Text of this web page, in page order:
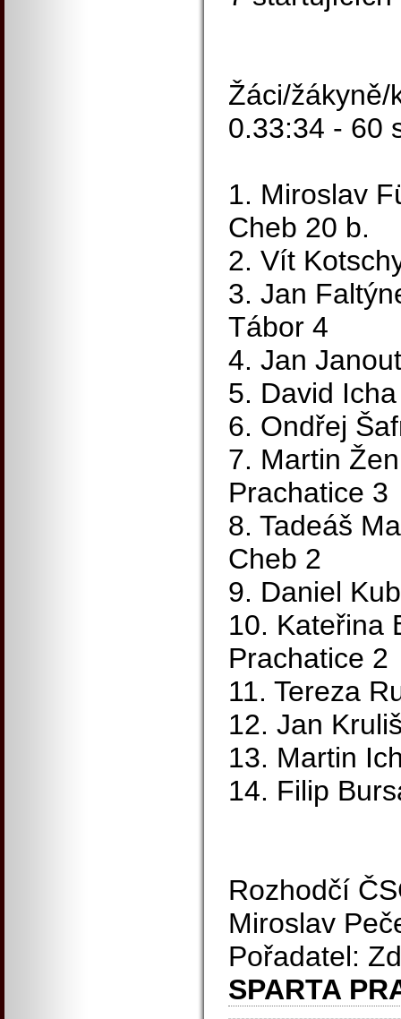
Žáci/žákyně/
0.33:34 - 60
1. Miroslav
Cheb 20 b.
2. Vít
3. Jan
Tábor 4
4. Jan
5. David
6. Ondřej
7. Martin
Prachatice 3
8. Tadeáš
Cheb 2
9. Daniel
10. Kateřina
Prachatice 2
11. Tereza
12. Jan
13. Martin
14. Filip
Rozhodčí
Miroslav
Pořadatel:
SPARTA